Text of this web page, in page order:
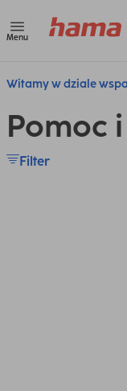
Menu
Witamy w dziale
Pomoc
Filter